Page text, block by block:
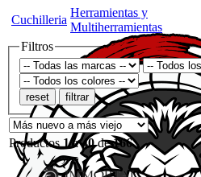
Cuchilleria
Herramientas y
Multiherramientas
Filtros
Productos1a40de 166